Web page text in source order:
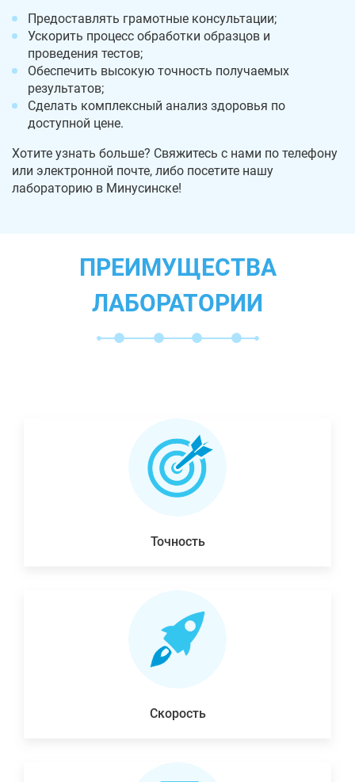
Предоставлять грамотные консультации;
Ускорить процесс обработки образцов и
проведения тестов;
Обеспечить высокую точность получаемых
результатов;
Сделать комплексный анализ здоровья по
доступной цене.
Хотите узнать больше? Свяжитесь с нами по телефону
или электронной почте, либо посетите нашу
лабораторию в Минусинске!
ПРЕИМУЩЕСТВА
ЛАБОРАТОРИИ
Точность
Скорость